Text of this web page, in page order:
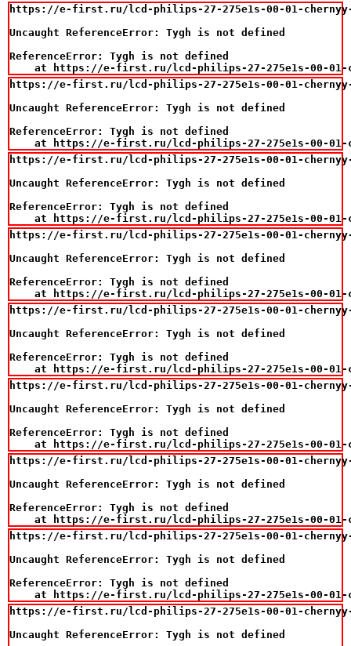
https://e-first.ru/lcd-philips-27-275e1s-00-01-chernyy-
Uncaught ReferenceError: Tygh is not defined
ReferenceError: Tygh is not defined
at https://e-first.ru/lcd-philips-27-275e1s-00-
https://e-first.ru/lcd-philips-27-275e1s-00-01-chernyy-
Uncaught ReferenceError: Tygh is not defined
ReferenceError: Tygh is not defined
at https://e-first.ru/lcd-philips-27-275e1s-00-
https://e-first.ru/lcd-philips-27-275e1s-00-01-chernyy-
Uncaught ReferenceError: Tygh is not defined
ReferenceError: Tygh is not defined
at https://e-first.ru/lcd-philips-27-275e1s-00-
https://e-first.ru/lcd-philips-27-275e1s-00-01-chernyy-
Uncaught ReferenceError: Tygh is not defined
ReferenceError: Tygh is not defined
at https://e-first.ru/lcd-philips-27-275e1s-00-
https://e-first.ru/lcd-philips-27-275e1s-00-01-chernyy-
Uncaught ReferenceError: Tygh is not defined
ReferenceError: Tygh is not defined
at https://e-first.ru/lcd-philips-27-275e1s-00-
https://e-first.ru/lcd-philips-27-275e1s-00-01-chernyy-
Uncaught ReferenceError: Tygh is not defined
ReferenceError: Tygh is not defined
at https://e-first.ru/lcd-philips-27-275e1s-00-
https://e-first.ru/lcd-philips-27-275e1s-00-01-chernyy-
Uncaught ReferenceError: Tygh is not defined
ReferenceError: Tygh is not defined
at https://e-first.ru/lcd-philips-27-275e1s-00-
https://e-first.ru/lcd-philips-27-275e1s-00-01-chernyy-
Uncaught ReferenceError: Tygh is not defined
ReferenceError: Tygh is not defined
at https://e-first.ru/lcd-philips-27-275e1s-00-
https://e-first.ru/lcd-philips-27-275e1s-00-01-chernyy-
Uncaught ReferenceError: Tygh is not defined